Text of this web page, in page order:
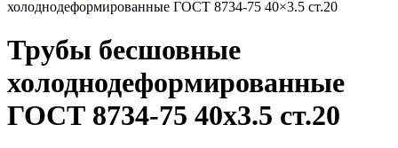
холоднодеформированные ГОСТ 8734-75 40×3.5 ст.20
Трубы бесшовные
холоднодеформированные
ГОСТ 8734-75 40x3.5 ст.20